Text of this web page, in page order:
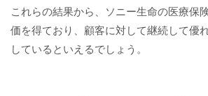
これらの結果から、ソニー生命の医療保
価を得ており、顧客に対して継続して優
しているといえるでしょう。